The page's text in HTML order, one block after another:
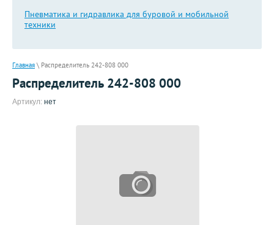
Пневматика и гидравлика для буровой и мобильной
техники
Главная\ Распределитель 242-808 000
Распределитель 242-808 000
Артикул: нет